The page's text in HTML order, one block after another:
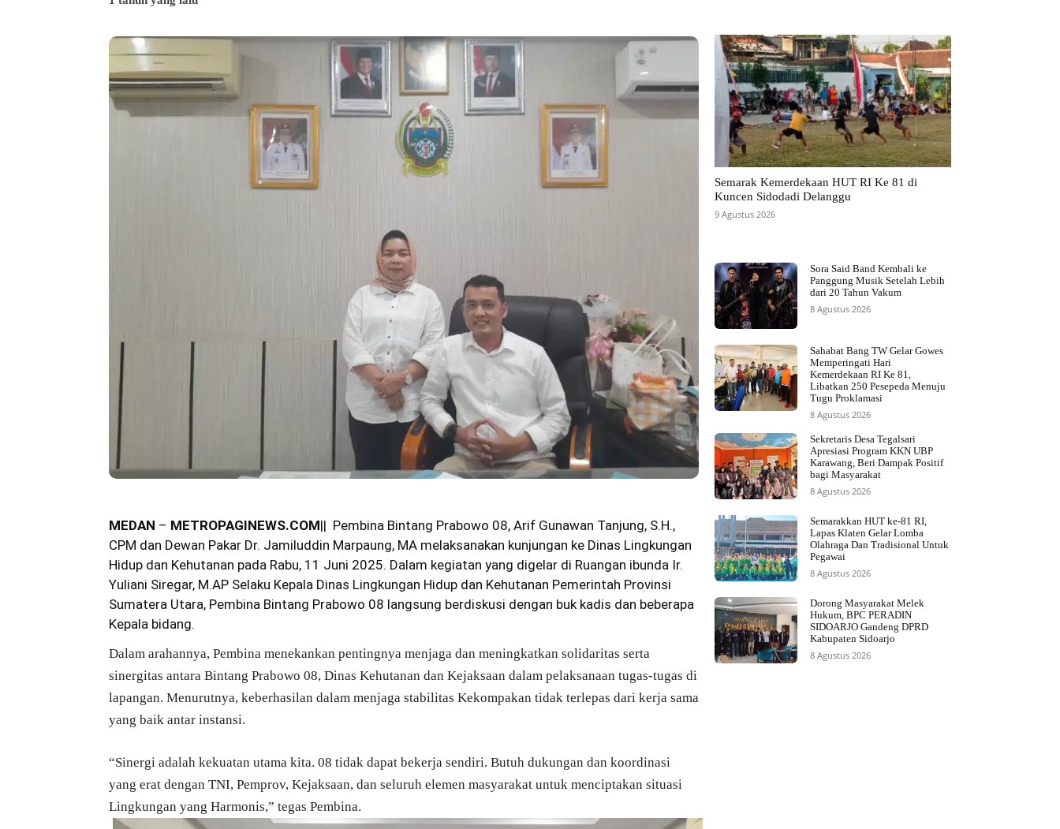
MEDAN – METROPAGINEWS.COM|| Pembina Bintang Prabowo 08, Arif Gunawan Tanjung, S.H.,
CPM dan Dewan Pakar Dr. Jamiluddin Marpaung, MA melaksanakan kunjungan ke Dinas Lingkungan
Hidup dan Kehutanan pada Rabu, 11 Juni 2025. Dalam kegiatan yang digelar di Ruangan ibunda Ir.
Yuliani Siregar, M.AP Selaku Kepala Dinas Lingkungan Hidup dan Kehutanan Pemerintah Provinsi
Sumatera Utara, Pembina Bintang Prabowo 08 langsung berdiskusi dengan buk kadis dan beberapa
Kepala bidang.
Dalam arahannya, Pembina menekankan pentingnya menjaga dan meningkatkan solidaritas serta
sinergitas antara Bintang Prabowo 08, Dinas Kehutanan dan Kejaksaan dalam pelaksanaan tugas-tugas di
lapangan. Menurutnya, keberhasilan dalam menjaga stabilitas Kekompakan tidak terlepas dari kerja sama
yang baik antar instansi.
“Sinergi adalah kekuatan utama kita. 08 tidak dapat bekerja sendiri. Butuh dukungan dan koordinasi
yang erat dengan TNI, Pemprov, Kejaksaan, dan seluruh elemen masyarakat untuk menciptakan situasi
Lingkungan yang Harmonis,” tegas Pembina.
Semarak Kemerdekaan HUT RI Ke 81 di
Kuncen Sidodadi Delanggu
9 Agustus 2026
Sora Said Band Kembali ke
Panggung Musik Setelah Lebih
dari 20 Tahun Vakum
8 Agustus 2026
Sahabat Bang TW Gelar Gowes
Memperingati Hari
Kemerdekaan RI Ke 81,
Libatkan 250 Pesepeda Menuju
Tugu Proklamasi
8 Agustus 2026
Sekretaris Desa Tegalsari
Apresiasi Program KKN UBP
Karawang, Beri Dampak Positif
bagi Masyarakat
8 Agustus 2026
Semarakkan HUT ke-81 RI,
Lapas Klaten Gelar Lomba
Olahraga Dan Tradisional Untuk
Pegawai
8 Agustus 2026
Dorong Masyarakat Melek
Hukum, BPC PERADIN
SIDOARJO Gandeng DPRD
Kabupaten Sidoarjo
8 Agustus 2026